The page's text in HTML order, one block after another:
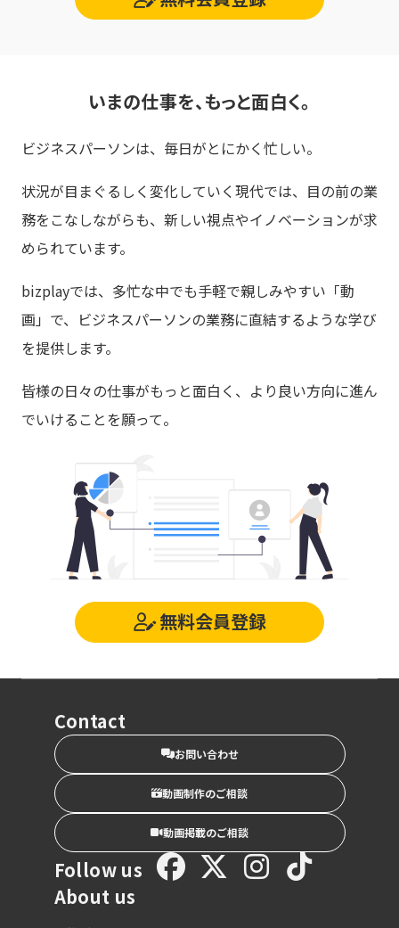
いまの仕事を、もっと面白く。
ビジネスパーソンは、毎日がとにかく忙しい。
状況が目まぐるしく変化していく現代では、 目の前の業
務をこなしながらも、新しい視点やイノベーションが求
められています。
bizplayでは、多忙な中でも手軽で親しみやすい「動
画」で、 ビジネスパーソンの業務に直結するような学び
を提供します。
皆様の日々の仕事がもっと面白く、より良い方向に進ん
でいけることを願って。
無料会員登録
Contact
お問い合わせ
動画制作のご相談
動画掲載のご相談
Follow us
About us